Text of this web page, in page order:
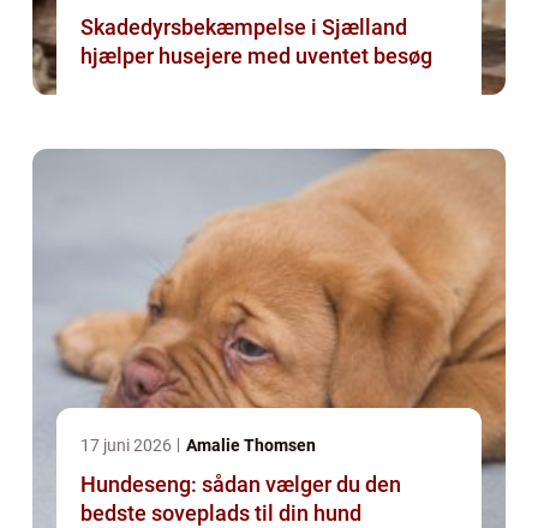
Skadedyrsbekæmpelse i Sjælland
hjælper husejere med uventet besøg
17 juni 2026 Amalie Thomsen
Hundeseng: sådan vælger du den
bedste soveplads til din hund